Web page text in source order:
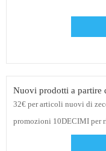
Nuovi prodotti a partire
32€ per articoli nuovi di
promozioni 10DECIMI per